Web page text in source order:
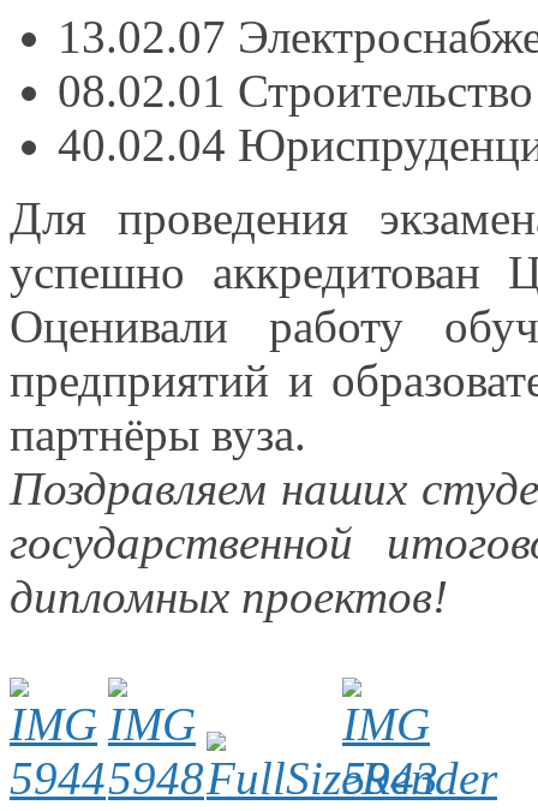
13.02.07
08.02.01
40.02.04
Для проведения
успешно аккредитован
Оценивали работу
предприятий и
партнёры вуза.
Поздравляем наших
государственной
дипломных проектов!